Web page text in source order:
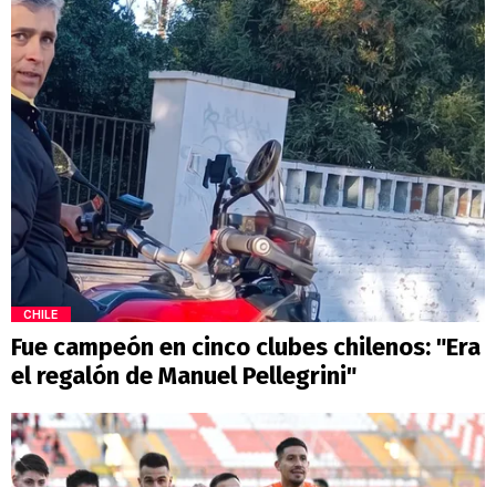
CHILE
Fue campeón en cinco clubes chilenos: "Era
el regalón de Manuel Pellegrini"